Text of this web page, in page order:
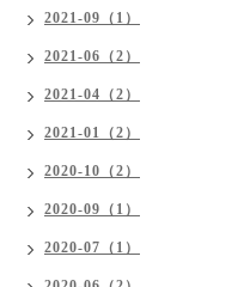
2021-09（1）
2021-06（2）
2021-04（2）
2021-01（2）
2020-10（2）
2020-09（1）
2020-07（1）